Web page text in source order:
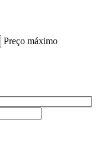
Preço máximo